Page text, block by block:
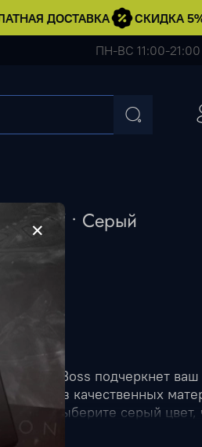
ДОСТАВКА СКИДКА 5%
ПН-ВС 11:00-21:00
#7 • Серый
от Hugo Boss подчеркнет ваш
из качественных
носке. Выберите серый цвет,